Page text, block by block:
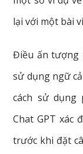
lại với một bài
Điều ấn tượng
sử dụng ngữ
cách sử dụng
Chat GPT xác
trước khi đặt